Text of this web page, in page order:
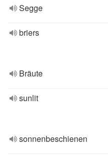
Segge
briers
Bräute
sunlit
sonnenbeschienen